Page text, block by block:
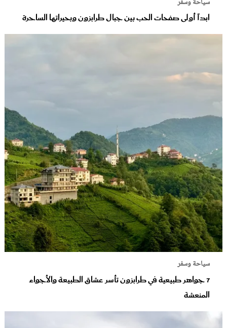
سياحة وسفر
ابدآ أولى صفحات الحب بين جبال طرابزون وبحيراتها الساحرة
سياحة وسفر
7 جواهر طبيعية في طرابزون تأسر عشاق الطبيعة والأجواء
المنعشة